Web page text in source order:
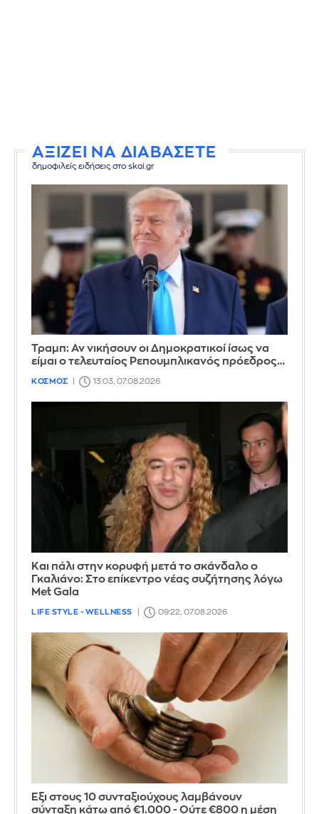
ΑΞΙΖΕΙ ΝΑ ΔΙΑΒΑΣΕΤΕ
δημοφιλείς ειδήσεις στο skai.gr
Τραμπ: Αν νικήσουν οι Δημοκρατικοί ίσως να
είμαι ο τελευταίος Ρεπουμπλικανός πρόεδρος…
ΚΟΣΜΟΣ 13:03, 07.08.2026
Και πάλι στην κορυφή μετά το σκάνδαλο ο
Γκαλιάνο: Στο επίκεντρο νέας συζήτησης λόγω
Met Gala
LIFE STYLE - WELLNESS 09:22, 07.08.2026
Έξι στους 10 συνταξιούχους λαμβάνουν
σύνταξη κάτω από €1.000 - Ούτε €800 η μέση